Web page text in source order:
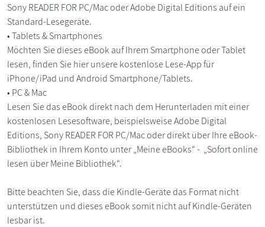
Sony READER FOR PC/Mac oder Adobe Digital Editions auf ein
Standard-Lesegeräte.
• Tablets & Smartphones
Möchten Sie dieses eBook auf Ihrem Smartphone oder Tablet
lesen, finden Sie hier unsere kostenlose Lese-App für
iPhone/iPad und Android Smartphone/Tablets.
• PC & Mac
Lesen Sie das eBook direkt nach dem Herunterladen mit einer
kostenlosen Lesesoftware, beispielsweise Adobe Digital
Editions, Sony READER FOR PC/Mac oder direkt über Ihre eBook-
Bibliothek in Ihrem Konto unter „Meine eBooks“ - „Sofort online
lesen über Meine Bibliothek“.
Bitte beachten Sie, dass die Kindle-Geräte das Format nicht
unterstützen und dieses eBook somit nicht auf Kindle-Geräten
lesbar ist.